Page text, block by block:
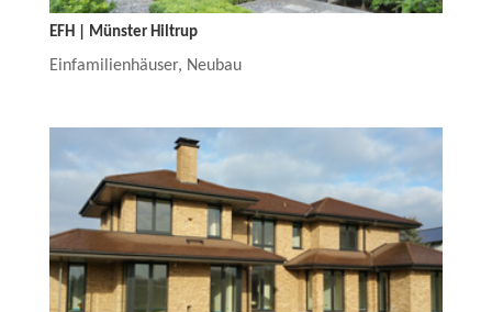
EFH | Münster Hiltrup
Einfamilienhäuser, Neubau